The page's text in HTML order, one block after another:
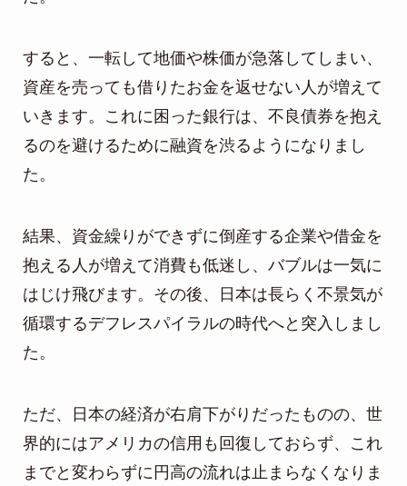
すると、一転して地価や株価が急落してしまい、
資産を売っても借りたお金を返せない人が増えて
いきます。これに困った銀行は、不良債券を抱え
るのを避けるために融資を渋るようになりまし
た。
結果、資金繰りができずに倒産する企業や借金を
抱える人が増えて消費も低迷し、バブルは一気に
はじけ飛びます。その後、日本は長らく不景気が
循環するデフレスパイラルの時代へと突入しまし
た。
ただ、日本の経済が右肩下がりだったものの、世
界的にはアメリカの信用も回復しておらず、これ
までと変わらずに円高の流れは止まらなくなりま